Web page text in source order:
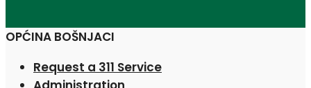
OPĆINA BOŠNJACI
Request a 311 Service